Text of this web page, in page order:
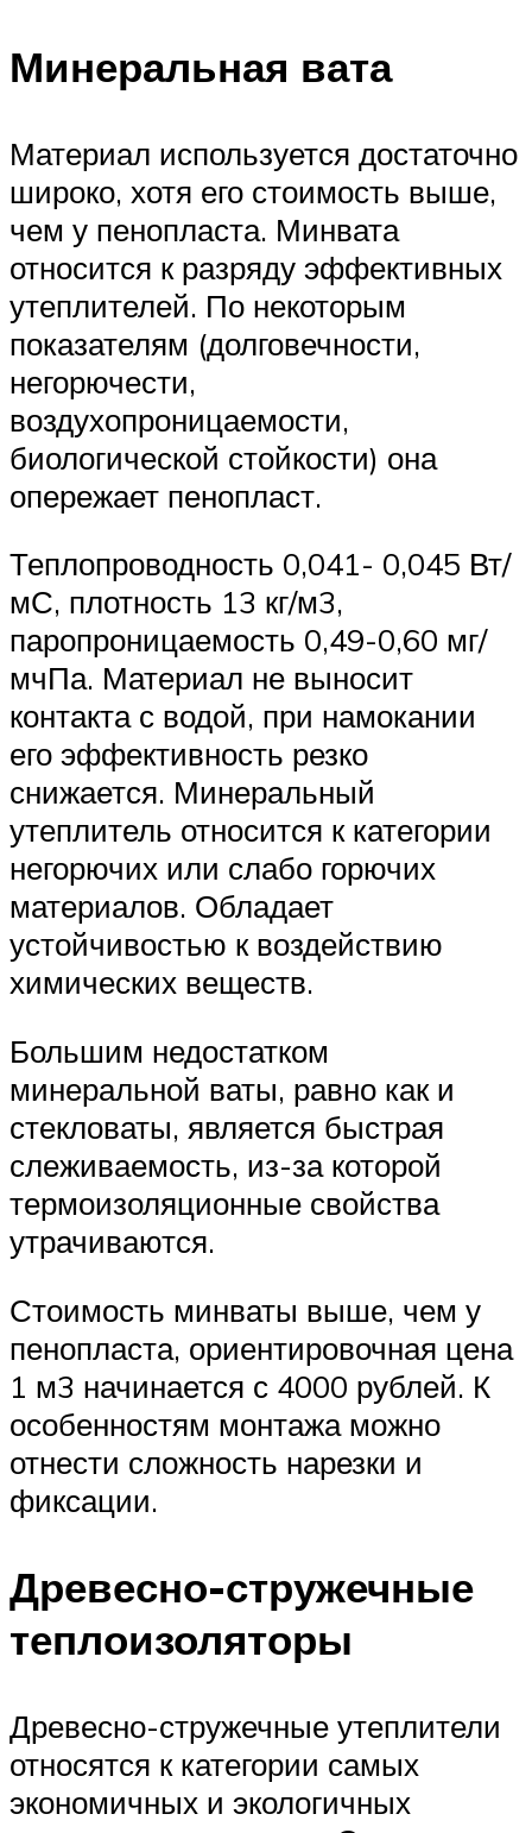
Минеральная вата
Материал используется достаточно
широко, хотя его стоимость выше,
чем у пенопласта. Минвата
относится к разряду эффективных
утеплителей. По некоторым
показателям (долговечности,
негорючести,
воздухопроницаемости,
биологической стойкости) она
опережает пенопласт.
Теплопроводность 0,041- 0,045 Вт/
мС, плотность 13 кг/м3,
паропроницаемость 0,49-0,60 мг/
мчПа. Материал не выносит
контакта с водой, при намокании
его эффективность резко
снижается. Минеральный
утеплитель относится к категории
негорючих или слабо горючих
материалов. Обладает
устойчивостью к воздействию
химических веществ.
Большим недостатком
минеральной ваты, равно как и
стекловаты, является быстрая
слеживаемость, из-за которой
термоизоляционные свойства
утрачиваются.
Стоимость минваты выше, чем у
пенопласта, ориентировочная цена
1 м3 начинается с 4000 рублей. К
особенностям монтажа можно
отнести сложность нарезки и
фиксации.
Древесно-стружечные
теплоизоляторы
Древесно-стружечные утеплители
относятся к категории самых
экономичных и экологичных